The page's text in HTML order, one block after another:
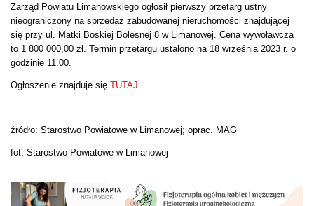
Zarząd Powiatu Limanowskiego ogłosił pierwszy przetarg ustny
nieograniczony na sprzedaż zabudowanej nieruchomości znajdującej
się przy ul. Matki Boskiej Bolesnej 8 w Limanowej. Cena wywoławcza
to 1 800 000,00 zł. Termin przetargu ustalono na 18 września 2023 r. o
godzinie 11.00.
Ogłoszenie znajduje się TUTAJ
źródło: Starostwo Powiatowe w Limanowej; oprac. MAG
fot. Starostwo Powiatowe w Limanowej